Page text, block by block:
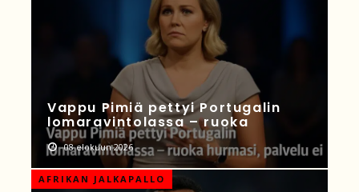
Vappu Pimiä pettyi Portugalin
lomaravintolassa – ruoka
08 elokuun 2026
AFRIKAN JALKAPALLO